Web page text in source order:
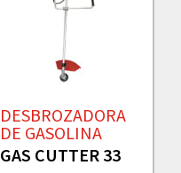
DESBROZADORA
DE GASOLINA
GAS CUTTER 33